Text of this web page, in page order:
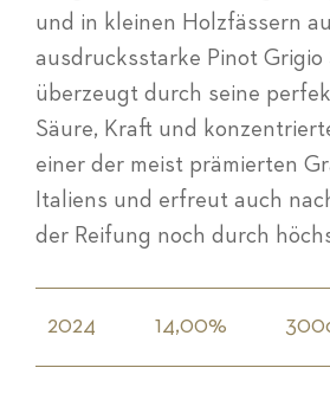
und in kleinen Holzfässern
ausdrucksstarke Pinot Grigio
überzeugt durch seine
Säure, Kraft und
einer der meist prämierten
Italiens und erfreut auch
der Reifung noch durch
2024 14,00%